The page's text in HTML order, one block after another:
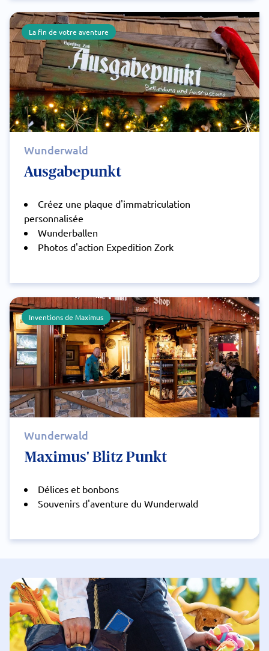
La fin de votre aventure
Wunderwald
Ausgabepunkt
Créez une plaque d'immatriculation
personnalisée
Wunderballen
Photos d'action Expedition Zork
Inventions de Maximus
Wunderwald
Maximus' Blitz Punkt
Délices et bonbons
Souvenirs d'aventure du Wunderwald